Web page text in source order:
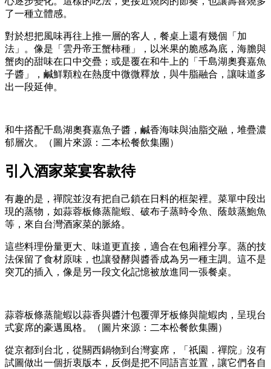
了一種立體感。
對於想把風味再往上推一層的客人，餐桌上還有幾個「加
法」。像是「雲丹帝王蟹柿種」，以米果的脆感為底，海膽與
蟹肉的甜味在口中交疊；或是覆在和牛上的「千島湖奧賽嘉魚
子醬」，鹹鮮顆粒在熱度中微微釋放，與牛脂融合，讓味道多
出一段延伸。
和牛搭配千島湖奧賽嘉魚子醬，鹹香海味與油脂交融，堆疊濃
郁層次。（圖片來源：二本松餐飲集團）
引入酒家菜宴客款待
有趣的是，禪院並沒有把自己鎖在日料的框架裡。菜單中段出
現的蒸物，如蒜蓉板條蒸龍蝦、破布子蒸時令魚、蔭鼓蒸鮑魚
等，來自台灣酒家菜的脈絡。
這些料理份量更大、味道更直接，適合在包廂裡分享。蒸的技
法保留了食材原味，也讓發酵與醬香成為另一種主調。這不是
突兀的插入，像是另一段文化記憶被放進同一張餐桌。
蒜蓉板條蒸龍蝦以蒜香與醬汁包覆彈牙板條與龍蝦肉，呈現台
式宴席的豪邁風格。（圖片來源：二本松餐飲集團）
從京都到台北，從關西鍋物到台灣宴席，「祇園．禪院」沒有
試圖做出一個折衷版本，反倒是把不同語言並置，讓它們各自